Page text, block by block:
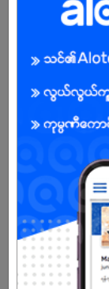
Open To :